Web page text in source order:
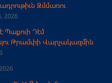
Զմմառու
2026
Դէմ
Թրամփի Վարչակազմին